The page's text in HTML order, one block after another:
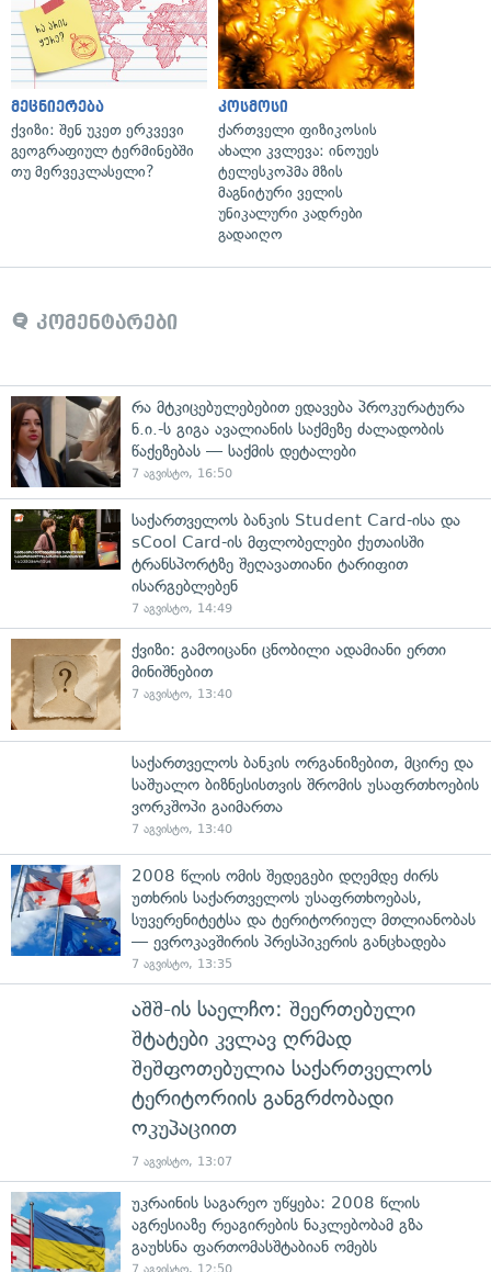
მეცნიერება
ქვიზი: შენ უკეთ ერკვევი
გეოგრაფიულ ტერმინებში
თუ მერვეკლასელი?
კოსმოსი
ქართველი ფიზიკოსის
ახალი კვლევა: ინოუეს
ტელესკოპმა მზის
მაგნიტური ველის
უნიკალური კადრები
გადაიღო
კომენტარები
რა მტკიცებულებებით ედავება პროკურატურა
ნ.ი.-ს გიგა ავალიანის საქმეზე ძალადობის
წაქეზებას — საქმის დეტალები
7 აგვისტო, 16:50
საქართველოს ბანკის Student Card-ისა და
sCool Card-ის მფლობელები ქუთაისში
ტრანსპორტზე შეღავათიანი ტარიფით
ისარგებლებენ
7 აგვისტო, 14:49
ქვიზი: გამოიცანი ცნობილი ადამიანი ერთი
მინიშნებით
7 აგვისტო, 13:40
საქართველოს ბანკის ორგანიზებით, მცირე და
საშუალო ბიზნესისთვის შრომის უსაფრთხოების
ვორკშოპი გაიმართა
7 აგვისტო, 13:40
2008 წლის ომის შედეგები დღემდე ძირს
უთხრის საქართველოს უსაფრთხოებას,
სუვერენიტეტსა და ტერიტორიულ მთლიანობას
— ევროკავშირის პრესპიკერის განცხადება
7 აგვისტო, 13:35
აშშ-ის საელჩო: შეერთებული
შტატები კვლავ ღრმად
შეშფოთებულია საქართველოს
ტერიტორიის განგრძობადი
ოკუპაციით
7 აგვისტო, 13:07
უკრაინის საგარეო უწყება: 2008 წლის
აგრესიაზე რეაგირების ნაკლებობამ გზა
გაუხსნა ფართომასშტაბიან ომებს
7 აგვისტო, 12:50